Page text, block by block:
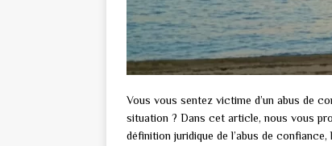
Vous vous sentez victime d’un abus de
situation ? Dans cet article, nous vous
définition juridique de l’abus de